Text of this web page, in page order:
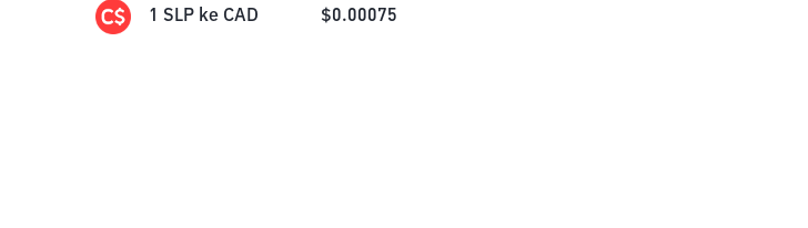
1 SLP ke CAD $0.00075